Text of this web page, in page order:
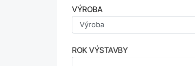
VÝROBA
ROK VÝSTAVBY